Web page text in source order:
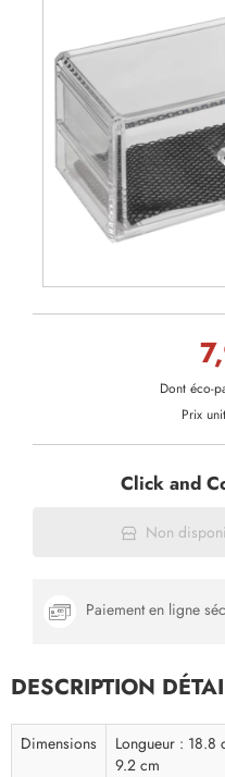
Dont éco-
Prix
Click and
Non
Paiement en ligne
DESCRIPTION
Dimensions
Longueur : 18.8
9.2 cm